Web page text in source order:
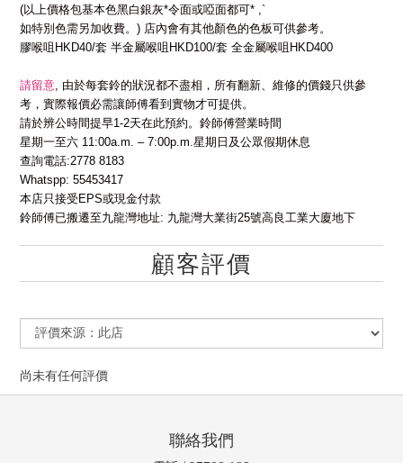
(以上價格包基本色黑白銀灰*令面或啞面都可* ,`
如特別色需另加收費。 ) 店內會有其他顏色的色板可供參考。
膠喉咀 HKD40/套 半金屬喉咀 HKD100/套 全金屬喉咀 HKD400
請留意, 由於每套鈴的狀況都不盡相，所有翻新、維修的價錢只供參
考，實際報價必需讓師傅看到實物才可提供。
請於辨公時間提早1-2天在此預約。鈴師傅營業時間
星期一至六 11:00a.m. – 7:00p.m.星期日及公眾假期休息
查詢電話:2778 8183
Whatspp: 55453417
本店只接受 EPS或現金付款
鈴師傅已搬遷至九龍灣地址: 九龍灣大業街25號高良工業大廈地下
顧客評價
尚未有任何評價
聯絡我們